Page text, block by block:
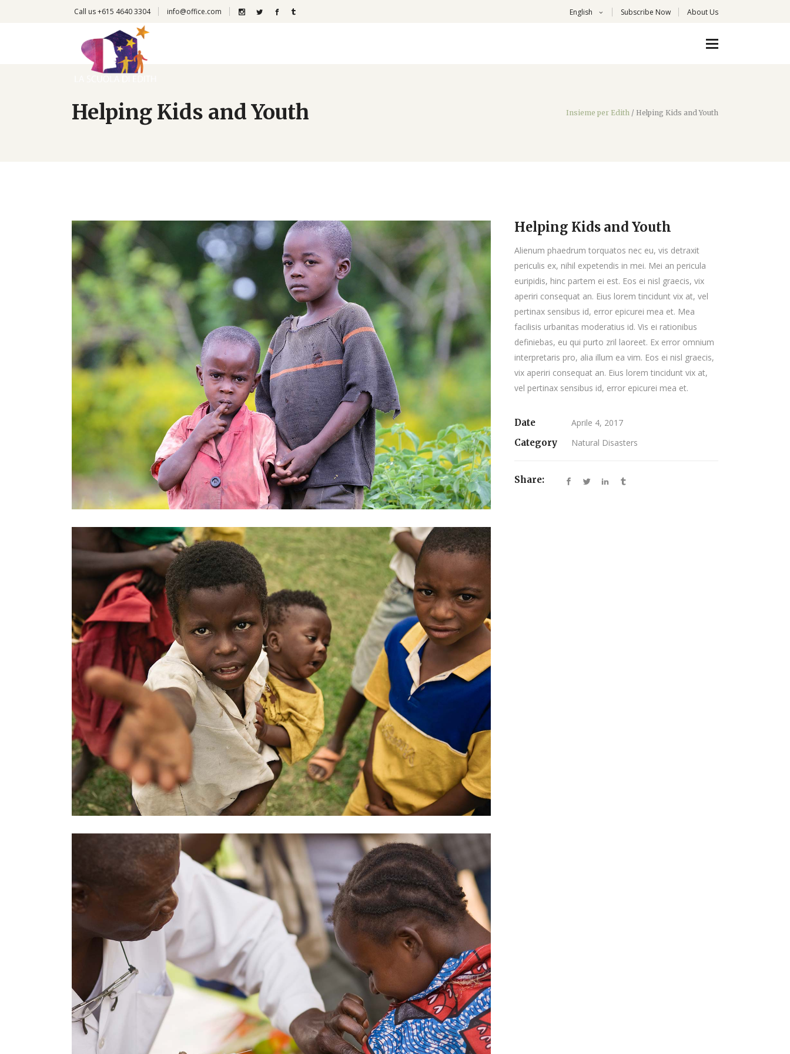
Call us +615 4640 3304 info@office.com English Subscribe Now About Us
Helping Kids and Youth Insieme per Edith / Helping Kids and Youth
Helping Kids and Youth
Alienum phaedrum torquatos nec eu, vis detraxit
periculis ex, nihil expetendis in mei. Mei an pericula
euripidis, hinc partem ei est. Eos ei nisl graecis, vix
aperiri consequat an. Eius lorem tincidunt vix at, vel
pertinax sensibus id, error epicurei mea et. Mea
facilisis urbanitas moderatius id. Vis ei rationibus
definiebas, eu qui purto zril laoreet. Ex error omnium
interpretaris pro, alia illum ea vim. Eos ei nisl graecis,
vix aperiri consequat an. Eius lorem tincidunt vix at,
vel pertinax sensibus id, error epicurei mea et.
Date
Aprile 4, 2017
Category
Natural Disasters
Share: